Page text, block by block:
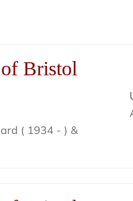
Bristol
( 1934 - ) &